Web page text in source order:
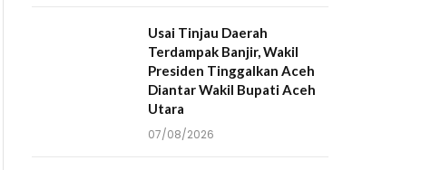
Usai Tinjau Daerah
Terdampak Banjir, Wakil
Presiden Tinggalkan Aceh
Diantar Wakil Bupati Aceh
Utara
07/08/2026